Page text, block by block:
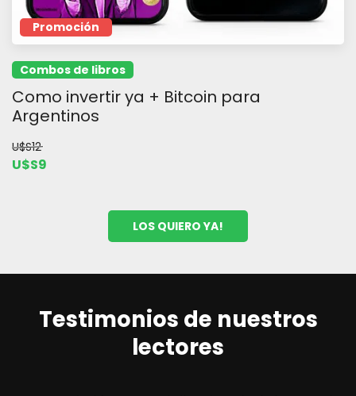
Promoción
Combos de libros
Como invertir ya + Bitcoin para
Argentinos
U$S12
U$S9
LOS QUIERO YA!
Testimonios de nuestros
lectores